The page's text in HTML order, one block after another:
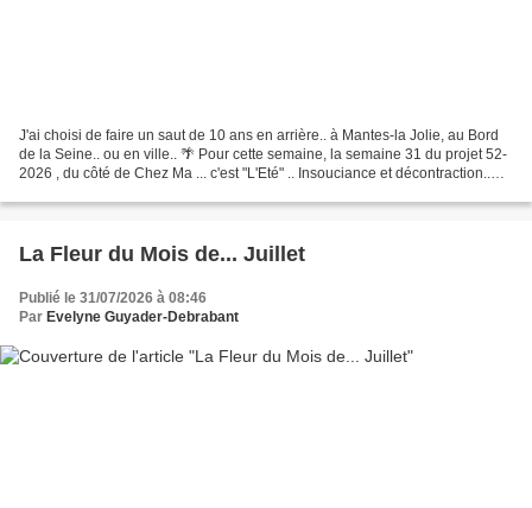
J'ai choisi de faire un saut de 10 ans en arrière.. à Mantes-la Jolie, au Bord
de la Seine.. ou en ville.. 🌴 Pour cette semaine, la semaine 31 du projet 52-
2026 , du côté de Chez Ma ... c'est "L'Eté" .. Insouciance et décontraction..
La Fleur du Mois de... Juillet
Publié le 31/07/2026 à 08:46
Par Evelyne Guyader-Debrabant